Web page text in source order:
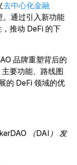
去中心化金融
。通过引入新功能
推动 DeFi 的下
品牌重塑背后的
要功能、路线图
的 DeFi 领域的优
（DAI） 发